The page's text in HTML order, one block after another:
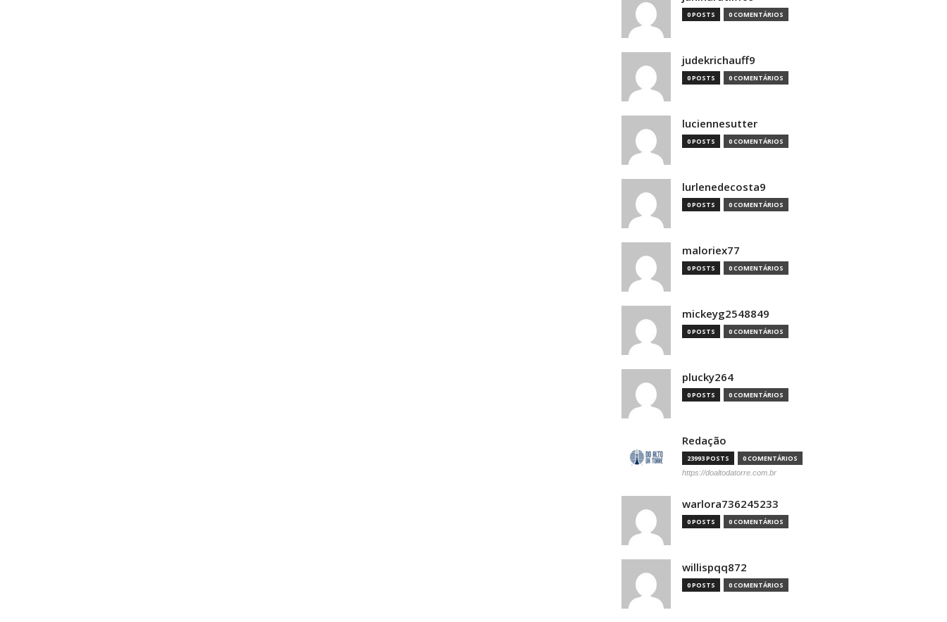
0 POSTS 0 COMENTÁRIOS
judekrichauff9
0 POSTS 0 COMENTÁRIOS
luciennesutter
0 POSTS 0 COMENTÁRIOS
lurlenedecosta9
0 POSTS 0 COMENTÁRIOS
maloriex77
0 POSTS 0 COMENTÁRIOS
mickeyg2548849
0 POSTS 0 COMENTÁRIOS
plucky264
0 POSTS 0 COMENTÁRIOS
Redação
23993 POSTS 0 COMENTÁRIOS
https://doaltodatorre.com.br
warlora736245233
0 POSTS 0 COMENTÁRIOS
willispqq872
0 POSTS 0 COMENTÁRIOS